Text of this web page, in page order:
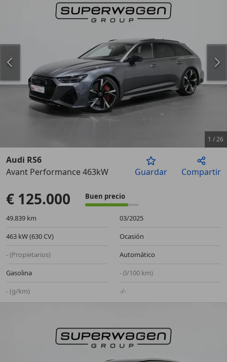
Anterior
1 /26
Audi RS6
Avant Performance 463kW
Guardar Compartir
€ 125.000 Buen precio
49.839 km
03/2025
463 kW (630 CV)
Ocasión
- (Propietarios)
Automático
Gasolina
- (l/100 km)
- (g/km)
-/-